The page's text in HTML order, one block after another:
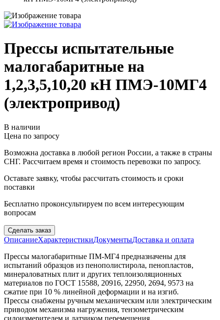
Прессы испытательные
малогабаритные на
1,2,3,5,10,20 кН ПМЭ-10МГ4
(электропривод)
В наличии
Цена по запросу
Возможна доставка в любой регион России, а также в страны
СНГ. Рассчитаем время и стоимость перевозки по запросу.
Оставьте заявку, чтобы рассчитать стоимость и сроки
поставки
Бесплатно проконсультируем по всем интересующим
вопросам
Сделать заказ
ОписаниеХарактеристикиДокументыДоставка и оплата
Прессы малогабаритные ПМ-МГ4 предназначены для
испытаний образцов из пенополистирола, пенопластов,
минераловатных плит и других теплоизоляционных
материалов по ГОСТ 15588, 20916, 22950, 2694, 9573 на
сжатие при 10 % линейной деформации и на изгиб.
Прессы снабжены ручным механическим или электрическим
приводом механизма нагружения, тензометрическим
силоизмерителем и датчиком перемещения.